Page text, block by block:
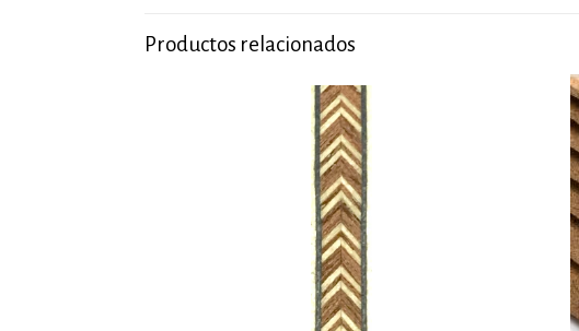
Productos relacionados